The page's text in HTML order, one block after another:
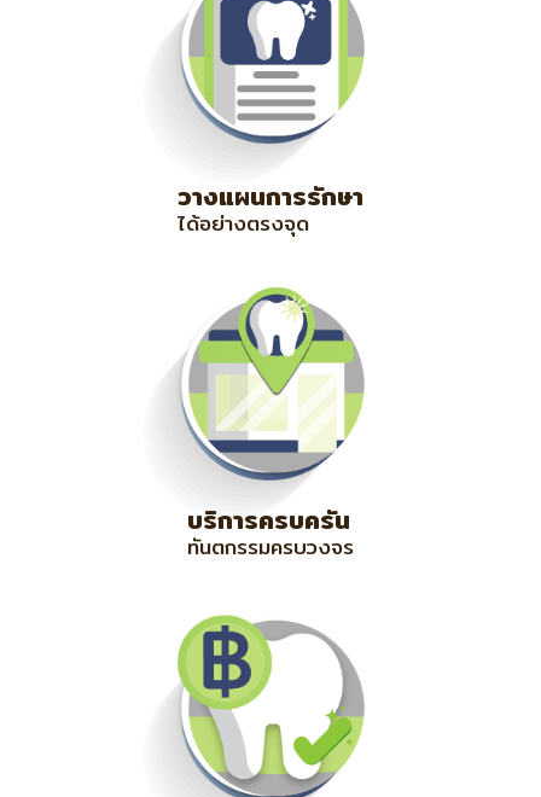
วางแผนการรักษา
ได้อย่างตรงจุด
บริการครบครัน
ทันตกรรมครบวงจร